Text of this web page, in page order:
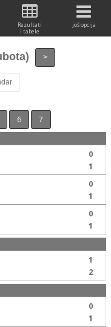
Rezultati
i tabele
još opcija
>
6
7
0
1
0
1
0
1
1
2
0
1